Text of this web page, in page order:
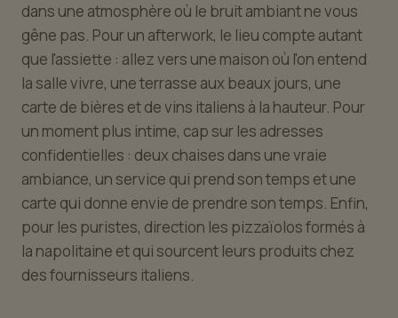
dans une atmosphère où le bruit ambiant ne vous
gêne pas. Pour un afterwork, le lieu compte autant
que l'assiette : allez vers une maison où l'on entend
la salle vivre, une terrasse aux beaux jours, une
carte de bières et de vins italiens à la hauteur. Pour
un moment plus intime, cap sur les adresses
confidentielles : deux chaises dans une vraie
ambiance, un service qui prend son temps et une
carte qui donne envie de prendre son temps. Enfin,
pour les puristes, direction les pizzaïolos formés à
la napolitaine et qui sourcent leurs produits chez
des fournisseurs italiens.